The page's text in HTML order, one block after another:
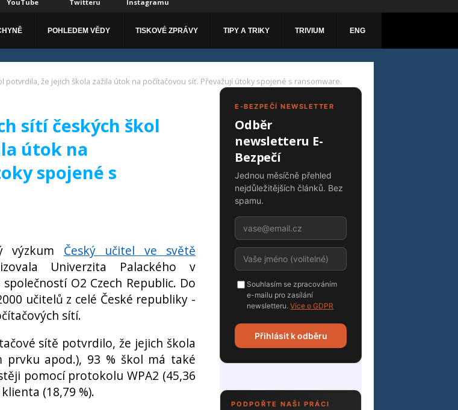
YouTube
Twitteru
Instagramu
POHLEDEM VĚDY TISKOVÉ ZPRÁVY TIPY A TRIKY TRIVIUM ENG
potvrdila, že jejich škola zažila útok na počítačovou síť. Převažují útoky spojené s ransomware.
E-BEZPEČÍ NEWSLETTER
Odběr
newsletteru E-
Bezpečí
Jednou měsíčně přehled
nejdůležitějších článků. Bez
spamu.
Souhlasím se zpracováním
e-mailu pro zasílání
newsletteru.Více o GDPR
Přihlásit k odběru
PODPOŘTE NAŠI PRÁCI
sítí českých škol
útok na
spojené s
výzkum Český učitel ve světě
Univerzita Palackého v
O2 Czech Republic. Do
učitelů z celé České republiky -
sítí.
sítě potvrdilo, že jejich škola
apod.), 93 % škol má také
pomocí protokolu WPA2 (45,36
(18,79 %).